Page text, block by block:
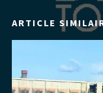
ARTICLE